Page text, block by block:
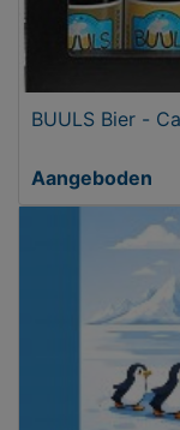
BUULS Bier -
Aangeboden